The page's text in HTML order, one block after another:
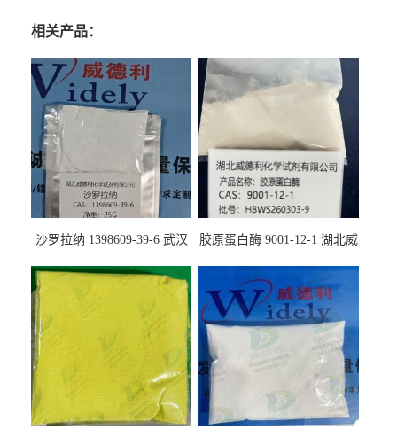
相关产品：
沙罗拉纳 1398609-39-6 武汉
胶原蛋白酶 9001-12-1 湖北威